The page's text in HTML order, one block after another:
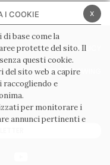
COOKIE POLICY
WHISTLEBLOWING
x
I COOKIE
base come la
protette del sito. Il
questi cookie.
sito web a capire
e
per monitorare i
annunci pertinenti e